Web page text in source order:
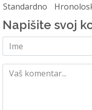
Standardno
Napišite svoj